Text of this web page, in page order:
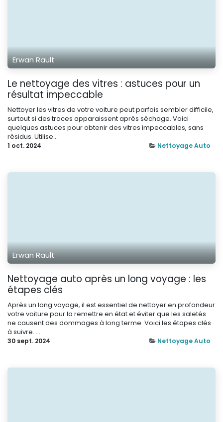
Erwan Rault
Le nettoyage des vitres : astuces pour un
résultat impeccable
Nettoyer les vitres de votre voiture peut parfois sembler difficile,
surtout si des traces apparaissent après séchage. Voici
quelques astuces pour obtenir des vitres impeccables, sans
résidus. Utilise...
1 oct. 2024 Nettoyage Auto
Erwan Rault
Nettoyage auto après un long voyage : les
étapes clés
Après un long voyage, il est essentiel de nettoyer en profondeur
votre voiture pour la remettre en état et éviter que les saletés
ne causent des dommages à long terme. Voici les étapes clés
à suivre. ...
30 sept. 2024 Nettoyage Auto